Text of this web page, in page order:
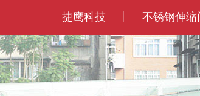
捷鹰科技 不锈钢伸缩